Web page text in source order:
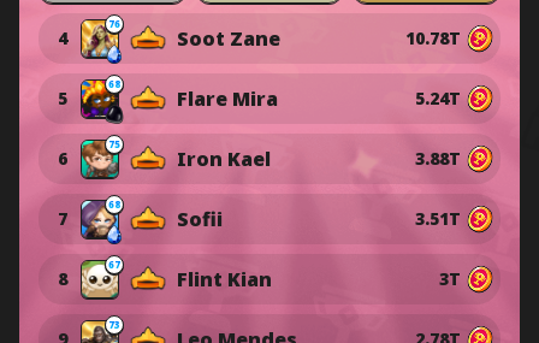
4
76
Soot Zane 10.78T
5
68
Flare Mira 5.24T
6
75
Iron Kael 3.88T
7
68
Sofii 3.51T
8
67
Flint Kian 3T
73